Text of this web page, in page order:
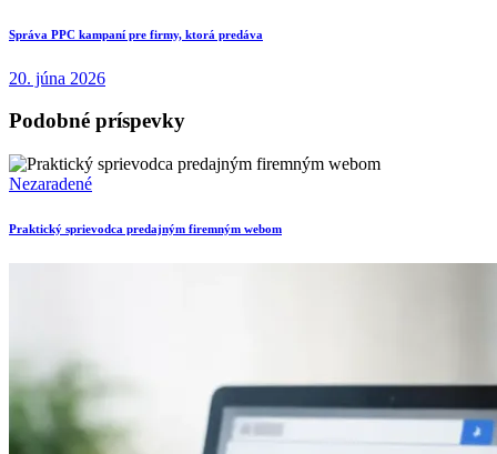
Správa PPC kampaní pre firmy, ktorá predáva
20. júna 2026
Podobné príspevky
Nezaradené
Praktický sprievodca predajným firemným webom